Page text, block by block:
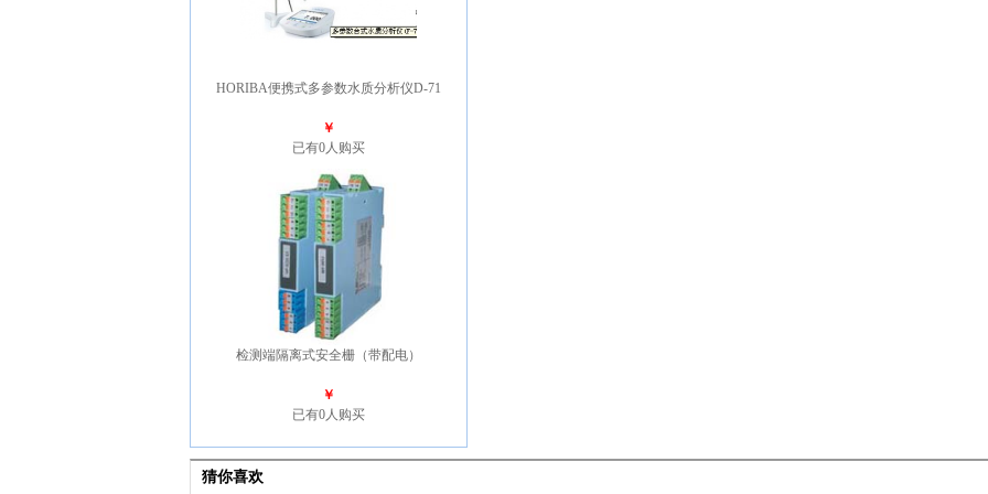
HORIBA便携式多参数水质分析仪D-71
￥
已有0人购买
检测端隔离式安全栅（带配电）
￥
已有0人购买
猜你喜欢